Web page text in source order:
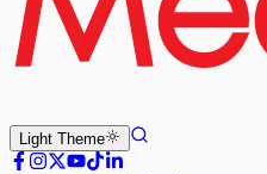
Light Theme